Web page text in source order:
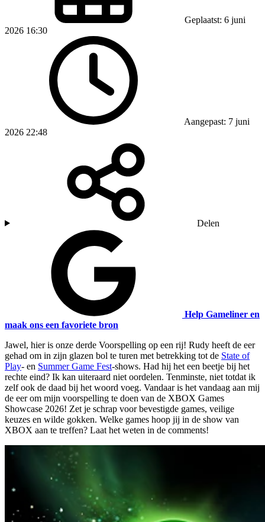
Geplaatst: 6 juni
2026 16:30
Aangepast: 7 juni
2026 22:48
Delen
Help Gameliner en
maak ons een favoriete bron
Jawel, hier is onze derde Voorspelling op een rij! Rudy heeft de eer
gehad om in zijn glazen bol te turen met betrekking tot de State of
Play- en Summer Game Fest-shows. Had hij het een beetje bij het
rechte eind? Ik kan uiteraard niet oordelen. Tenminste, niet totdat ik
zelf ook de daad bij het woord voeg. Vandaar is het vandaag aan mij
de eer om mijn voorspelling te doen van de XBOX Games
Showcase 2026! Zet je schrap voor bevestigde games, veilige
keuzes en wilde gokken. Welke games hoop jij in de show van
XBOX aan te treffen? Laat het weten in de comments!